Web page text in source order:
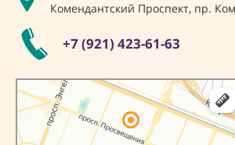
Комендантский Проспект, пр.
+7 (921) 423-61-63
Санкт‑Петербург
Яндекс Карты — транспорт, навигация, поиск